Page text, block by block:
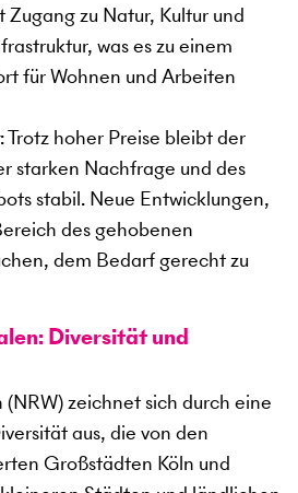
zu Natur, Kultur und
was es zu einem
für Wohnen und Arbeiten
: Trotz hoher Preise bleibt der
starken Nachfrage und des
stabil. Neue Entwicklungen,
des gehobenen
dem Bedarf gerecht zu
Diversität und
zeichnet sich durch eine
aus, die von den
Großstädten Köln und